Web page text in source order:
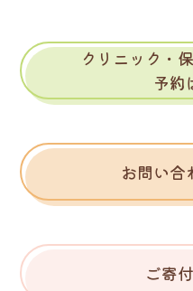
クリニック・
予約
お問い合
ご寄